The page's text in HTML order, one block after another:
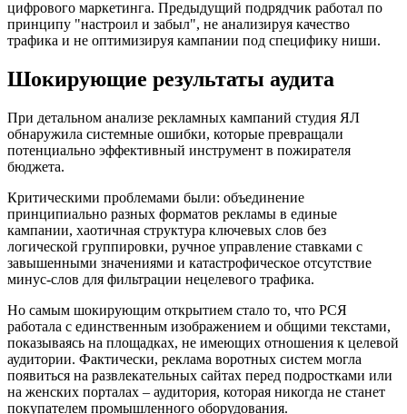
цифрового маркетинга. Предыдущий подрядчик работал по
принципу "настроил и забыл", не анализируя качество
трафика и не оптимизируя кампании под специфику ниши.
Шокирующие результаты аудита
При детальном анализе рекламных кампаний студия ЯЛ
обнаружила системные ошибки, которые превращали
потенциально эффективный инструмент в пожирателя
бюджета.
Критическими проблемами были: объединение
принципиально разных форматов рекламы в единые
кампании, хаотичная структура ключевых слов без
логической группировки, ручное управление ставками с
завышенными значениями и катастрофическое отсутствие
минус-слов для фильтрации нецелевого трафика.
Но самым шокирующим открытием стало то, что РСЯ
работала с единственным изображением и общими текстами,
показываясь на площадках, не имеющих отношения к целевой
аудитории. Фактически, реклама воротных систем могла
появиться на развлекательных сайтах перед подростками или
на женских порталах – аудитория, которая никогда не станет
покупателем промышленного оборудования.